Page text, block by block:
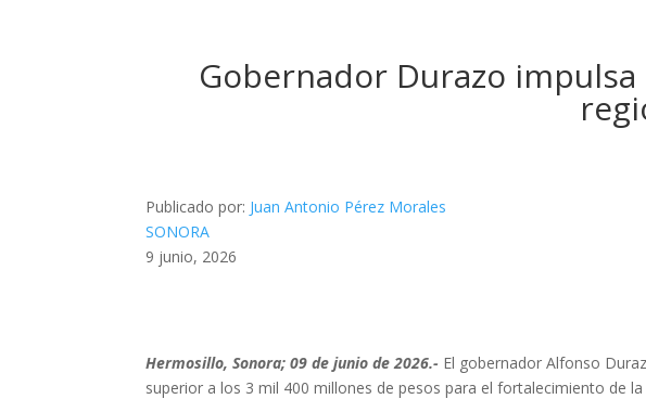
Gobernador Durazo
Publicado por: Juan Antonio Pérez Morales
SONORA
9 junio, 2026
Hermosillo, Sonora; 09 de junio de 2026.- El gobernador Alfonso
superior a los 3 mil 400 millones de pesos para el fortalecimiento de